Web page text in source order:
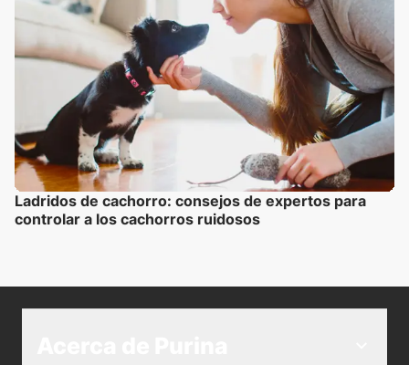
Ladridos de cachorro: consejos de expertos para
controlar a los cachorros ruidosos